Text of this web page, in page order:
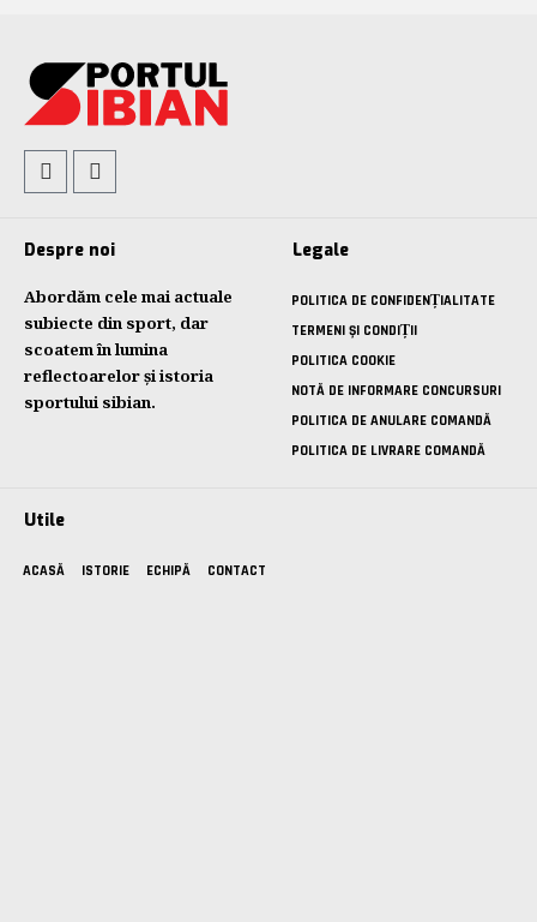
Despre noi
Abordăm cele mai actuale
subiecte din sport, dar
scoatem în lumina
reflectoarelor și istoria
sportului sibian.
Legale
POLITICA DE CONFIDENȚIALITATE
TERMENI ȘI CONDIȚII
POLITICA COOKIE
NOTĂ DE INFORMARE CONCURSURI
POLITICA DE ANULARE COMANDĂ
POLITICA DE LIVRARE COMANDĂ
Utile
ACASĂ ISTORIE ECHIPĂ CONTACT